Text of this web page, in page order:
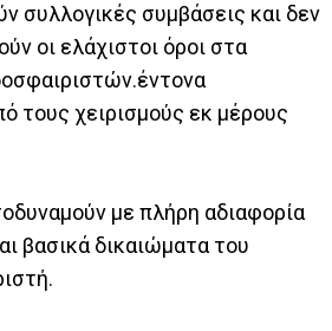
συλλογικές συμβάσεις και δεν
οι ελάχιστοι όροι στα
τους χειρισμούς εκ μέρους
με πλήρη αδιαφορία
βασικά δικαιώματα του